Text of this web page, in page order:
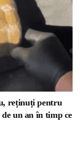
reținuți pentru
un an în timp ce